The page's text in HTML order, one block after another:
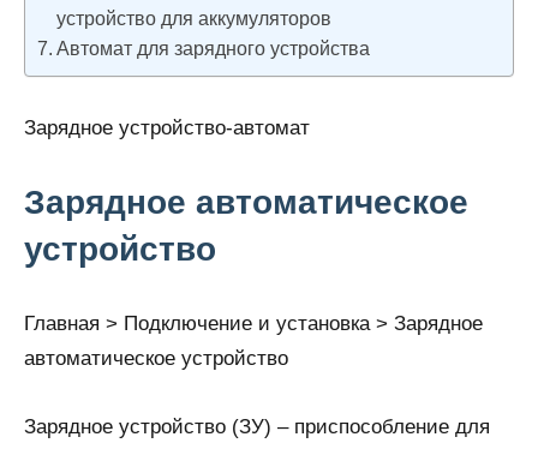
устройство для аккумуляторов
Автомат для зарядного устройства
Зарядное устройство-автомат
Зарядное автоматическое
устройство
Главная > Подключение и установка > Зарядное
автоматическое устройство
Зарядное устройство (ЗУ) – приспособление для